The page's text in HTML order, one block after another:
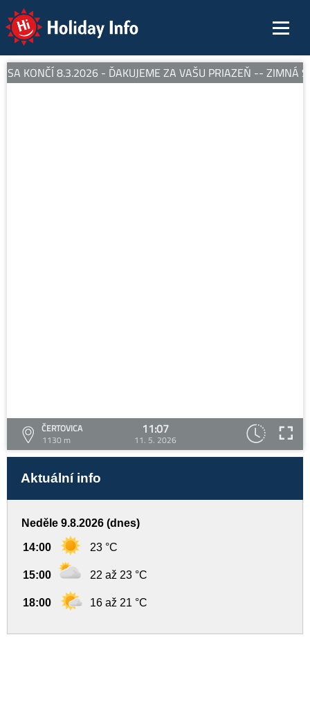
Holiday Info
KONČÍ 8.3.2026 - ĎAKUJEME ZA VAŠU PRIAZEŇ -- ZIMNÁ
ČERTOVICA
1130 m
11:07
11. 5. 2026
Aktuální info
Neděle 9.8.2026 (dnes)
14:00 23 °C
15:00 22 až 23 °C
18:00 16 až 21 °C